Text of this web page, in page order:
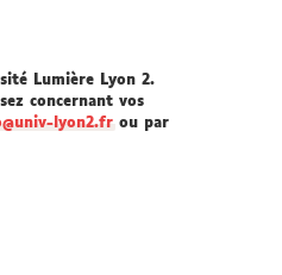
Lumière Lyon 2.
concernant vos
lyon2.fr ou par